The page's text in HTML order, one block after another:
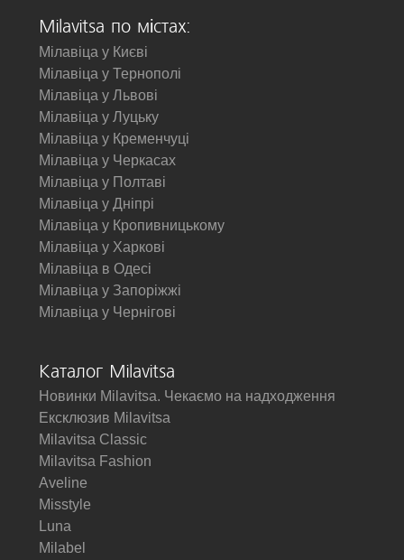
Milavitsa по містах:
Мілавіца у Києві
Мілавіца у Тернополі
Мілавіца у Львові
Мілавіца у Луцьку
Мілавіца у Кременчуці
Мілавіца у Черкасах
Мілавіца у Полтаві
Мілавіца у Дніпрі
Мілавіца у Кропивницькому
Мілавіца у Харкові
Мілавіца в Одесі
Мілавіца у Запоріжжі
Мілавіца у Чернігові
Каталог Milavitsa
Новинки Milavitsa. Чекаємо на надходження
Ексклюзив Milavitsa
Milavitsa Classic
Milavitsa Fashion
Aveline
Misstyle
Luna
Milabel